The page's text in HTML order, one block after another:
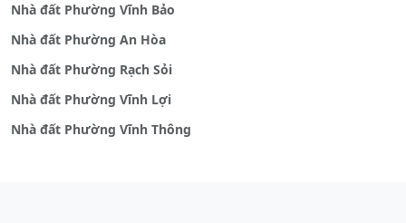
Nhà đất Phường Vĩnh Bảo
Nhà đất Phường An Hòa
Nhà đất Phường Rạch Sỏi
Nhà đất Phường Vĩnh Lợi
Nhà đất Phường Vĩnh Thông